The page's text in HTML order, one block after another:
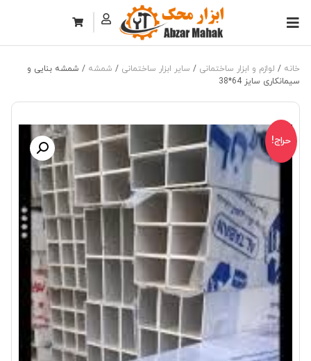
خانه / لوازم و ابزار ساختمانی / سایر ابزار ساختمانی / شمشه / شمشه بنایی و
سیمانکاری سایز 64*38
حراج!